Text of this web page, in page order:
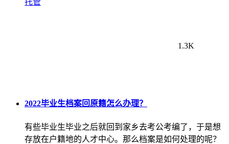
托管
1.3K
2022毕业生档案回原籍怎么办理？
有些毕业生毕业之后就回到家乡去考公考编了，于是想
存放在户籍地的人才中心。那么档案是如何处理的呢？